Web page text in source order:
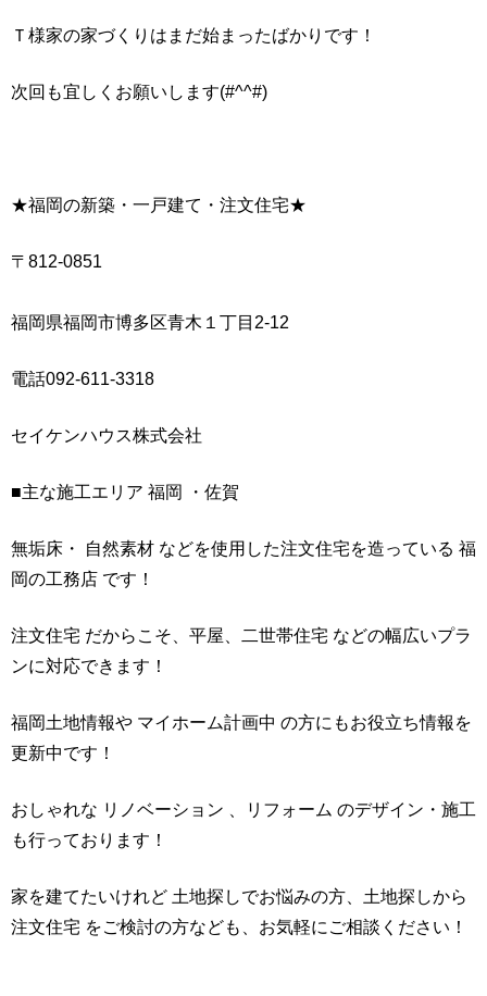
Ｔ様家の家づくりはまだ始まったばかりです！
次回も宜しくお願いします(#^^#)
★福岡の新築・一戸建て・注文住宅★
〒812-0851
福岡県福岡市博多区青木１丁目2-12
電話092-611-3318
セイケンハウス株式会社
■主な施工エリア 福岡 ・佐賀
無垢床・ 自然素材 などを使用した注文住宅を造っている 福
岡の工務店 です！
注文住宅 だからこそ、平屋、二世帯住宅 などの幅広いプラ
ンに対応できます！
福岡土地情報や マイホーム計画中 の方にもお役立ち情報を
更新中です！
おしゃれな リノベーション 、リフォーム のデザイン・施工
も行っております！
家を建てたいけれど 土地探しでお悩みの方、土地探しから
注文住宅 をご検討の方なども、お気軽にご相談ください！